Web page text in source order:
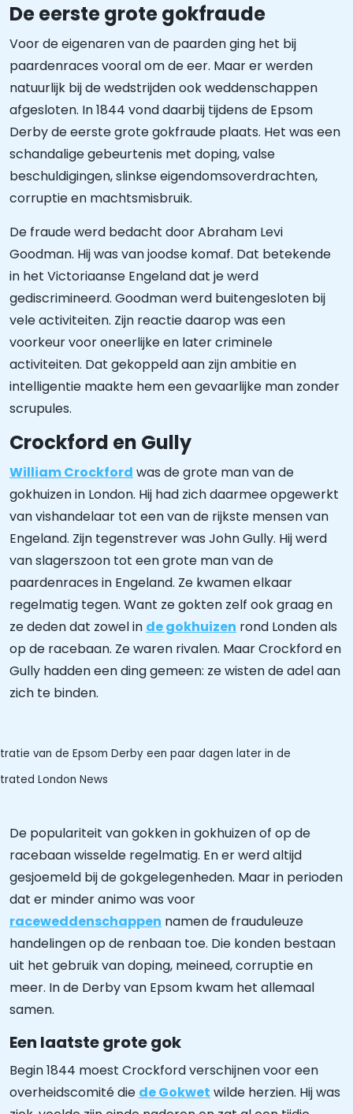
De eerste grote gokfraude
Voor de eigenaren van de paarden ging het bij
paardenraces vooral om de eer. Maar er werden
natuurlijk bij de wedstrijden ook weddenschappen
afgesloten. In 1844 vond daarbij tijdens de Epsom
Derby de eerste grote gokfraude plaats. Het was een
schandalige gebeurtenis met doping, valse
beschuldigingen, slinkse eigendomsoverdrachten,
corruptie en machtsmisbruik.
De fraude werd bedacht door Abraham Levi
Goodman. Hij was van joodse komaf. Dat betekende
in het Victoriaanse Engeland dat je werd
gediscrimineerd. Goodman werd buitengesloten bij
vele activiteiten. Zijn reactie daarop was een
voorkeur voor oneerlijke en later criminele
activiteiten. Dat gekoppeld aan zijn ambitie en
intelligentie maakte hem een gevaarlijke man zonder
scrupules.
Crockford en Gully
William Crockford was de grote man van de
gokhuizen in London. Hij had zich daarmee opgewerkt
van vishandelaar tot een van de rijkste mensen van
Engeland. Zijn tegenstrever was John Gully. Hij werd
van slagerszoon tot een grote man van de
paardenraces in Engeland. Ze kwamen elkaar
regelmatig tegen. Want ze gokten zelf ook graag en
ze deden dat zowel in de gokhuizen rond Londen als
op de racebaan. Ze waren rivalen. Maar Crockford en
Gully hadden een ding gemeen: ze wisten de adel aan
zich te binden.
van de Epsom Derby een paar dagen later in de
London News
De populariteit van gokken in gokhuizen of op de
racebaan wisselde regelmatig. En er werd altijd
gesjoemeld bij de gokgelegenheden. Maar in perioden
dat er minder animo was voor
raceweddenschappen namen de frauduleuze
handelingen op de renbaan toe. Die konden bestaan
uit het gebruik van doping, meineed, corruptie en
meer. In de Derby van Epsom kwam het allemaal
samen.
Een laatste grote gok
Begin 1844 moest Crockford verschijnen voor een
overheidscomité die de Gokwet wilde herzien. Hij was